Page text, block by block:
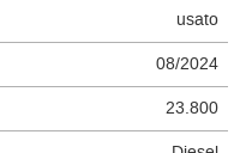
usato
08/2024
23.800